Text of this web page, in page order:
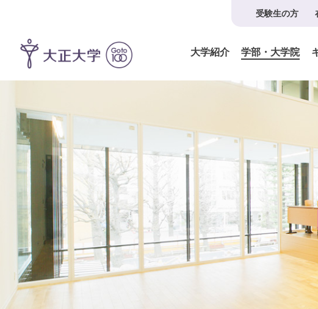
受験生の方
大学紹介 学部・大学院